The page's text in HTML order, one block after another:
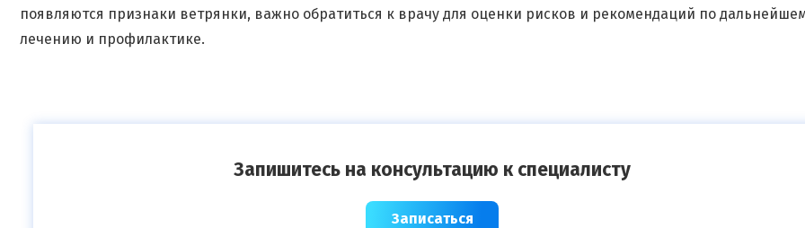
появляются признаки ветрянки, важно обратиться к врачу для оценки рисков и рекомендаций по
лечению и профилактике.
Запишитесь на консультацию к специалисту
Записаться